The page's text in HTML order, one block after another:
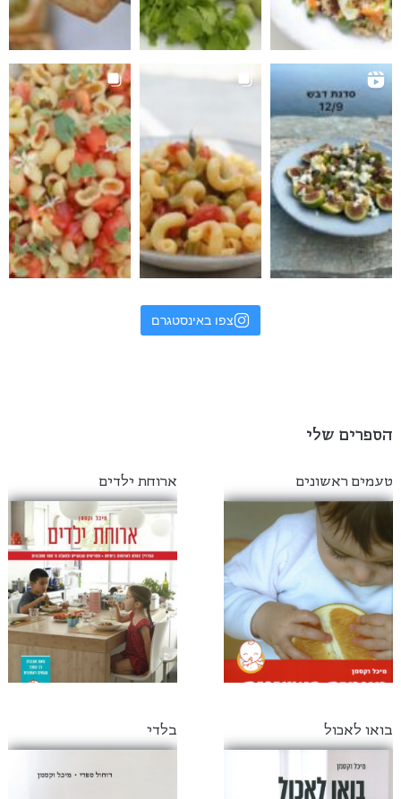
צפו באינסטגרם
הספרים שלי
טעמים ראשונים ארוחת ילדים
בואו לאכול בלדי